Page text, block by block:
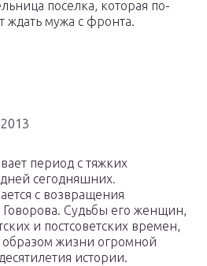
поселка, которая по-
ждать мужа с фронта.
период с тяжких
сегодняшних.
с возвращения
Судьбы его женщин,
и постсоветских времен,
образом жизни огромной
истории.